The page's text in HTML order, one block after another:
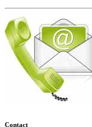
Contact